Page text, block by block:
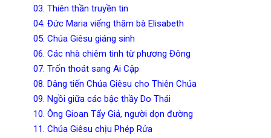
03. Thiên thần truyền tin
04. Đức Maria viếng thăm bà Elisabeth
05. Chúa Giêsu giáng sinh
06. Các nhà chiêm tinh từ phương Đông
07. Trốn thoát sang Ai Cập
08. Dâng tiến Chúa Giêsu cho Thiên Chúa
09. Ngồi giữa các bậc thầy Do Thái
10. Ông Gioan Tẩy Giả, người dọn đường
11. Chúa Giêsu chịu Phép Rửa